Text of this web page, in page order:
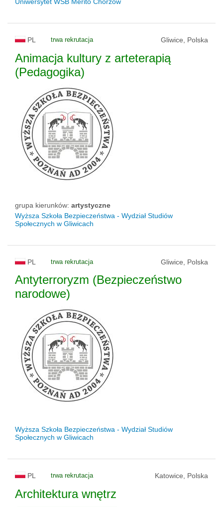
PL trwa rekrutacja Gliwice, Polska
Animacja kultury z arteterapią
(Pedagogika)
grupa kierunków: artystyczne
Wyższa Szkoła Bezpieczeństwa - Wydział Studiów
Społecznych w Gliwicach
PL trwa rekrutacja Gliwice, Polska
Antyterroryzm (Bezpieczeństwo
narodowe)
Wyższa Szkoła Bezpieczeństwa - Wydział Studiów
Społecznych w Gliwicach
PL trwa rekrutacja Katowice, Polska
Architektura wnętrz